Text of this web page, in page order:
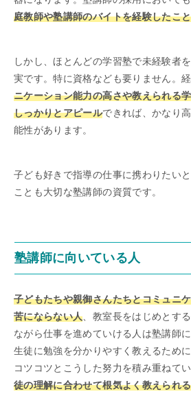
庭教師や塾講師のバイトを経験したこ
しかし、ほとんどの学習塾で未経験者
実です。特に資格なども要りません。経
ニケーション能力の高さや教えられる
しっかりとアピールできれば、かなり
能性があります。
子ども好きで指導の仕事に携わりたい
ことも大切な塾講師の資質です。
塾講師に向いている人
子どもたちや親御さんたちとコミュニ
苦にならない人、教室長をはじめとす
ながら仕事を進めていける人は塾講師
生徒に勉強を分かりやすく教えるため
コツコツとこうした努力を積み重ねて
徒の理解に合わせて根気よく教えられ